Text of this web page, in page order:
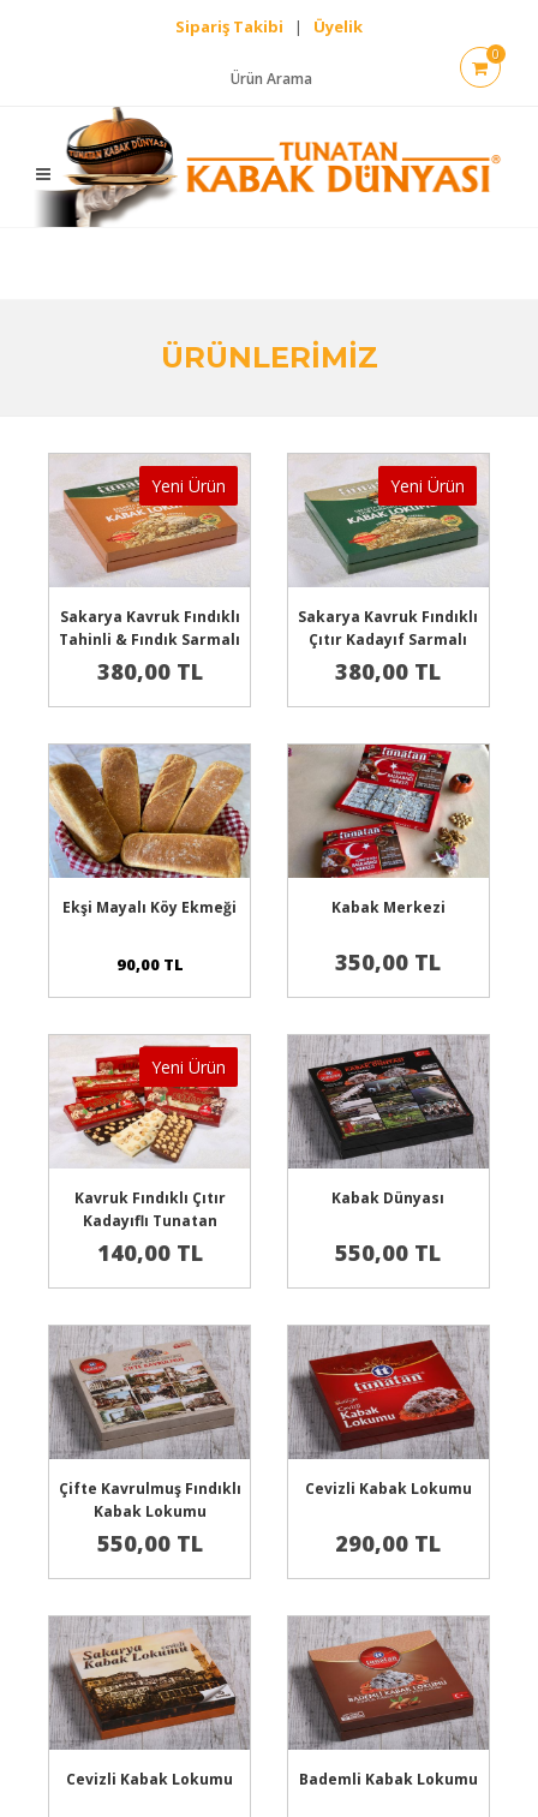
Sipariş Takibi | Üyelik
Ürün Arama
0
ÜRÜNLERİMİZ
Yeni Ürün
Sepete Ekle
Sakarya Kavruk Fındıklı
Tahinli & Fındık Sarmalı
Kabak Lokumu
380,00 TL
Yeni Ürün
Sepete Ekle
Sakarya Kavruk Fındıklı
Çıtır Kadayıf Sarmalı
Kabak Lokumu
380,00 TL
Sepete Ekle
Ekşi Mayalı Köy Ekmeği
90,00 TL
Sepete Ekle
Kabak Merkezi
350,00 TL
Yeni Ürün
Sepete Ekle
Kavruk Fındıklı Çıtır
Kadayıflı Tunatan
Çikolatası
140,00 TL
Sepete Ekle
Kabak Dünyası
550,00 TL
Sepete Ekle
Çifte Kavrulmuş Fındıklı
Kabak Lokumu
550,00 TL
Sepete Ekle
Cevizli Kabak Lokumu
290,00 TL
Sepete Ekle
Cevizli Kabak Lokumu Sepete Ekle
Bademli Kabak Lokumu